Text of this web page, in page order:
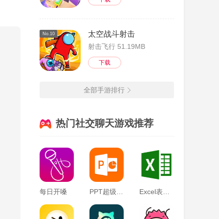
No.10 太空战斗射击
射击飞行 51.19MB
下载
全部手游排行
热门社交聊天游戏推荐
每日开嗓